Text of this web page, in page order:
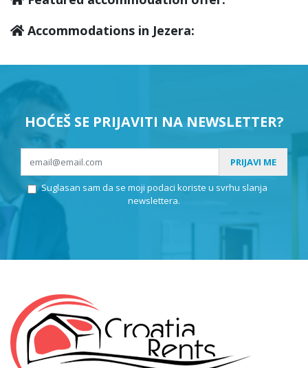
Accommodations in Jezera:
HOĆEŠ SE PRIJAVITI NA NEWSLETTER?
PRIJAVI ME
Suglasan sam da se moji podaci koriste u svrhu slanja
newslettera.